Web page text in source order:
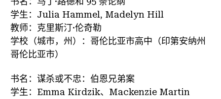
学生：Julia Hammel, Madelyn Hill
教师：克里斯汀·伦奇勒
学校（城市，州）：哥伦比亚市高中（印第安纳州
哥伦比亚市）
书名：谋杀或不忠：伯恩兄弟案
学生：Emma Kirdzik、Mackenzie Martin